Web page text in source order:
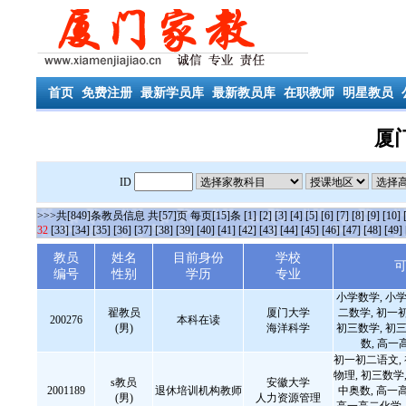
首页 免费注册 最新学员库 最新教员库 在职教师 明星教员
厦
ID
>>>共[849]条教员信息 共[57]页 每页[15]条 [1] [2] [3] [4] [5] [6] [7] [8] [9] [10]
32 [33] [34] [35] [36] [37] [38] [39] [40] [41] [42] [43] [44] [45] [46] [47] [48] [49]
教员
编号
姓名
性别
目前身份
学历
学校
专业
200276
翟教员
(男)
本科在读
厦门大学
海洋科学
小学数学, 小
二数学, 初一
初三数学, 初
数, 高一
2001189
s教员
(男)
退休培训机构教师
安徽大学
人力资源管理
初一初二语文,
物理, 初三数
中奥数, 高一